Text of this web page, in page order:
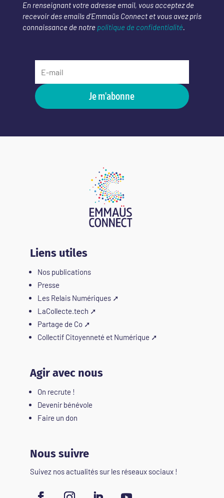
En renseignant votre adresse email, vous acceptez de
recevoir des emails d’Emmaüs Connect et vous avez pris
connaissance de notre politique de confidentialité.
Je m'abonne
Liens utiles
Nos publications
Presse
Les Relais Numériques➚
LaCollecte.tech ➚
Partage de Co➚
Collectif Citoyenneté et Numérique ➚
Agir avec nous
On recrute !
Devenir bénévole
Faire un don
Nous suivre
Suivez nos actualités sur les réseaux sociaux !